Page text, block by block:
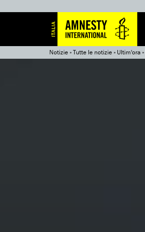
Notizie»Tutte le notizie» Ultim'ora »